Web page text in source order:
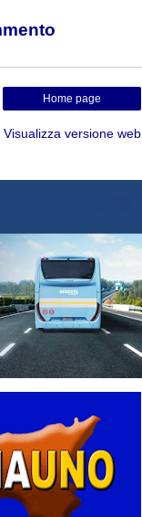
Home page
Visualizza versione web